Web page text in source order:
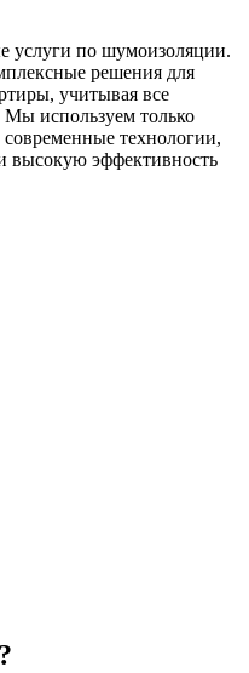
услуги по шумоизоляции.
решения для
учитывая все
используем только
технологии,
высокую эффективность